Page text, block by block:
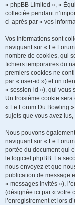
« phpBB Limited », «
collectée pendant
ci-après par « vos
Vos informations sont
naviguant sur « Le
nombre de cookies, qui
fichiers temporaires du
premiers cookies ne
par « user-id ») et un
« session-id »), qui vous
Un troisième cookie
« Le Forum Du Bowling
sujets que vous avez
Nous pouvons
naviguant sur « Le
portée du document qui
le logiciel phpBB. La
nous envoyez et que
publication de message
« messages invités »),
(désignée ici par « votre
l’enregistrement et lors